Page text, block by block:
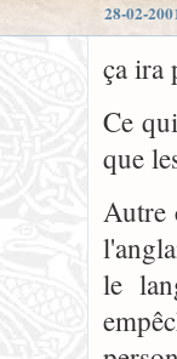
28-02-
ça ira
Ce
que
Autre
le